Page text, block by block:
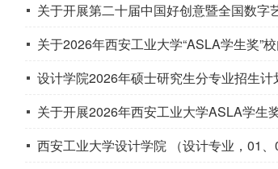
关于开展第二十届中国好创意暨全国数字
关于2026年西安工业大学“ASLA学生奖”
设计学院2026年硕士研究生分专业招生
关于开展2026年西安工业大学ASLA学生
西安工业大学设计学院 （设计专业，01